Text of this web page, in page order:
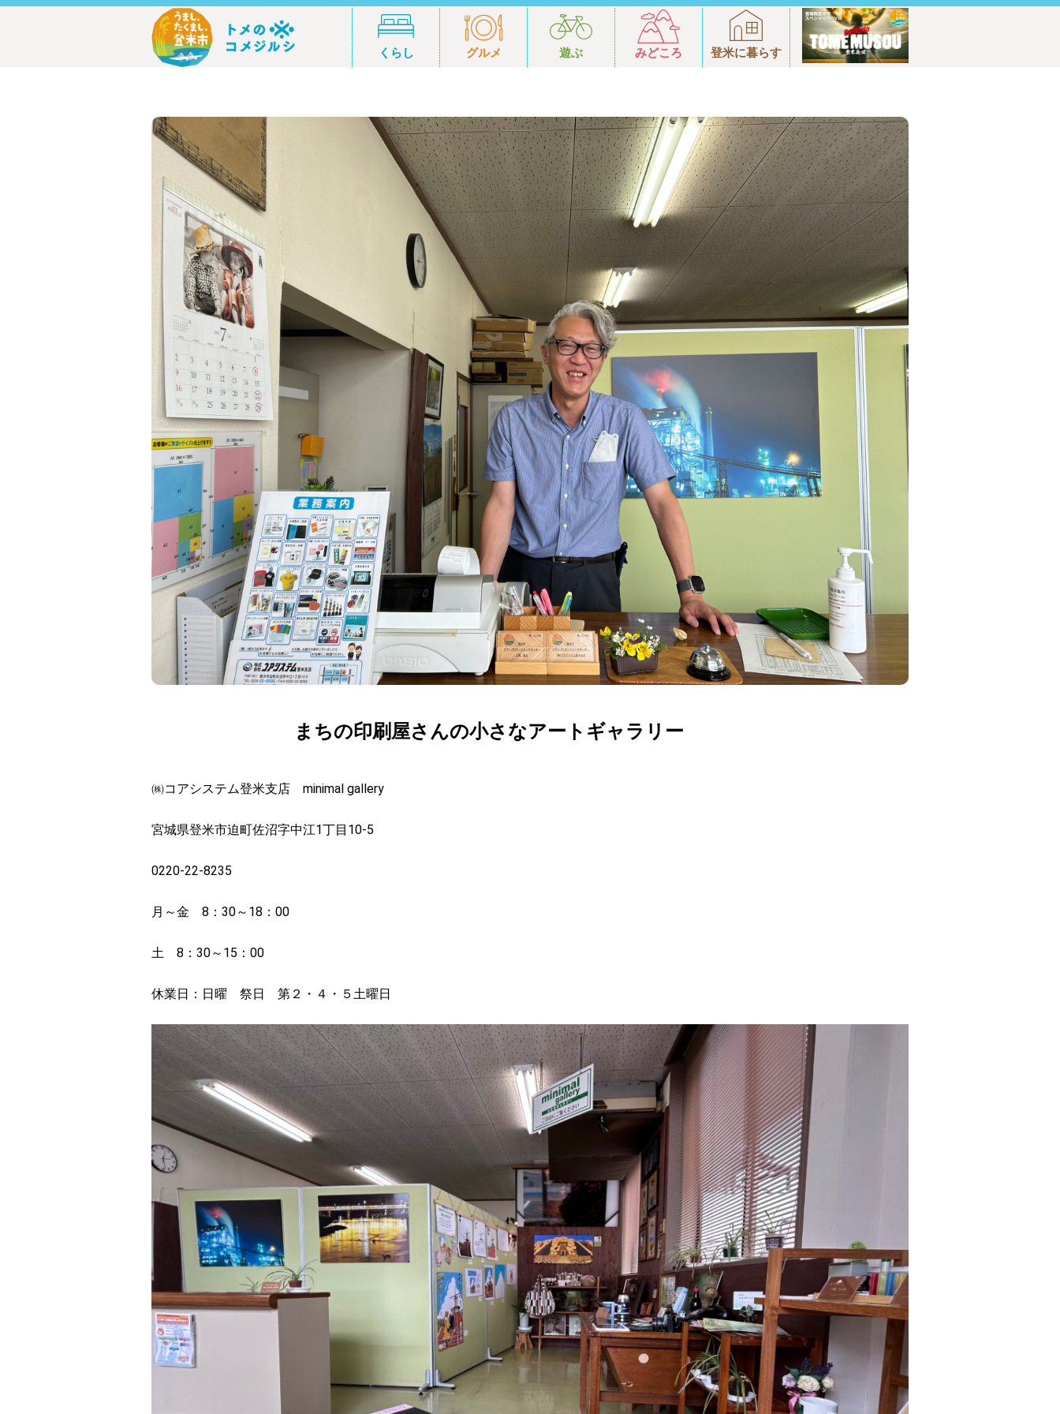
くらし グルメ 遊ぶ みどころ 登米に暮らす
まちの印刷屋さんの小さなアートギャラリー
㈱コアシステム登米支店 minimal gallery
宮城県登米市迫町佐沼字中江1丁目10-5
0220-22-8235
月～金 8：30～18：00
土 8：30～15：00
休業日：日曜 祭日 第２・４・５土曜日